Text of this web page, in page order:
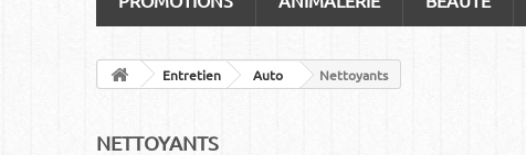
Entretien Auto Nettoyants
NETTOYANTS